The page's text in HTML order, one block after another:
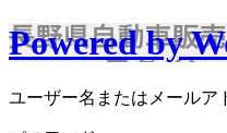
Powered by
ユーザー名またはメールア